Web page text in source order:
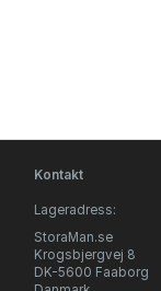
Kontakt
Lageradress:
StoraMan.se
Krogsbjergvej 8
DK-5600 Faaborg